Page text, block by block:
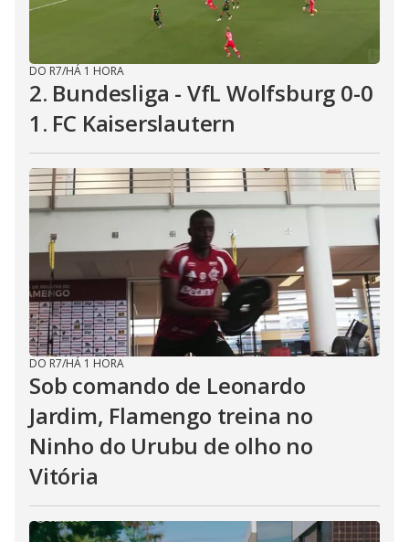
DO R7/HÁ 1 HORA
2. Bundesliga - VfL Wolfsburg 0-0
1. FC Kaiserslautern
DO R7/HÁ 1 HORA
Sob comando de Leonardo
Jardim, Flamengo treina no
Ninho do Urubu de olho no
Vitória